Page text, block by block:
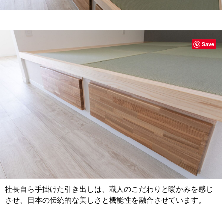
社長自ら手掛けた引き出しは、職人のこだわりと暖かみを感じ
させ、日本の伝統的な美しさと機能性を融合させています。
Save